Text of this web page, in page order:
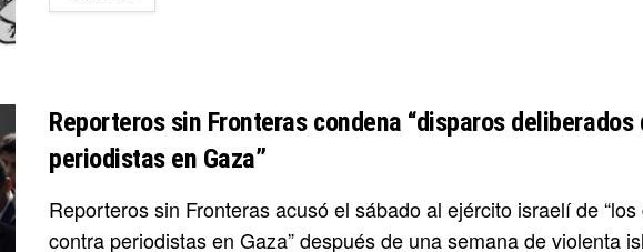
Reporteros sin Fronteras condena “disparos
periodistas en Gaza”
Reporteros sin Fronteras acusó el sábado al ejército israelí de
contra periodistas en Gaza” después de una semana de violenta